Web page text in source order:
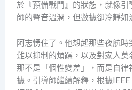
於『預備戰鬥』的狀態，就像
師的聲音溫潤，但數據卻冷靜如
阿志愣住了。他想起那些夜航
難以抑制的煩躁，以及對家人莫
那不是「個性變差」，而是自
據。引導師繼續解釋，根據